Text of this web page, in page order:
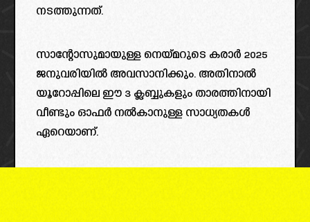
നടത്തുന്നത്.
സാന്റോസുമായുള്ള നെയ്മറുടെ കരാർ 2025
ജനുവരിയിൽ അവസാനിക്കും. അതിനാൽ
യൂറോപ്പിലെ ഈ 3 ക്ലബ്ബുകളും താരത്തിനായി
വീണ്ടും ഓഫർ നൽകാനുള്ള സാധ്യതകൾ
ഏറെയാണ്.